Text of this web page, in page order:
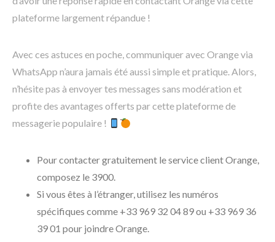
plateforme largement répandue !
Avec ces astuces en poche, communiquer avec Orange via
WhatsApp n’aura jamais été aussi simple et pratique. Alors,
n’hésite pas à envoyer tes messages sans modération et
profite des avantages offerts par cette plateforme de
messagerie populaire !
Pour contacter gratuitement le service client Orange,
composez le 3900.
Si vous êtes à l’étranger, utilisez les numéros
spécifiques comme +33 969 32 04 89 ou +33 969 36
39 01 pour joindre Orange.